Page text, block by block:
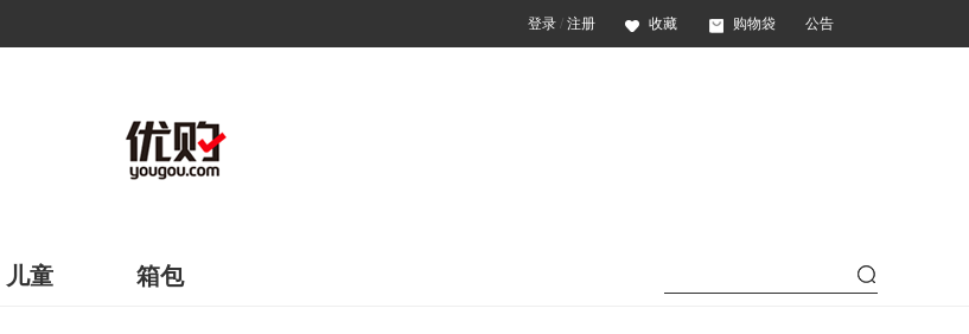
登录 / 注册 收藏 购物袋 公告
儿童 箱包